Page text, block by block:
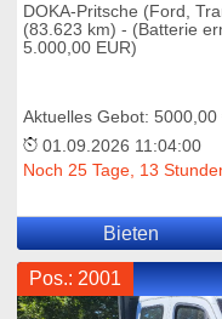
DOKA-Pritsche (Ford,
(83.623 km) - (Batterie
5.000,00 EUR)
Aktuelles Gebot: 5000,00
01.09.2026 11:04:00
Noch 25 Tage, 13
Bieten
Pos.: 2001